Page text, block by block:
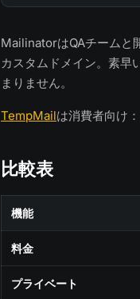
MailinatorはQAチームと
カスタムドメイン。素早
まりません。
TempMailは消費者向け
比較表
機能
料金
プライベート